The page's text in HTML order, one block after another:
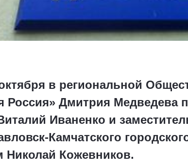
в региональной
Россия» Дмитрия Медведева
Иваненко и
Камчатского
Кожевников.